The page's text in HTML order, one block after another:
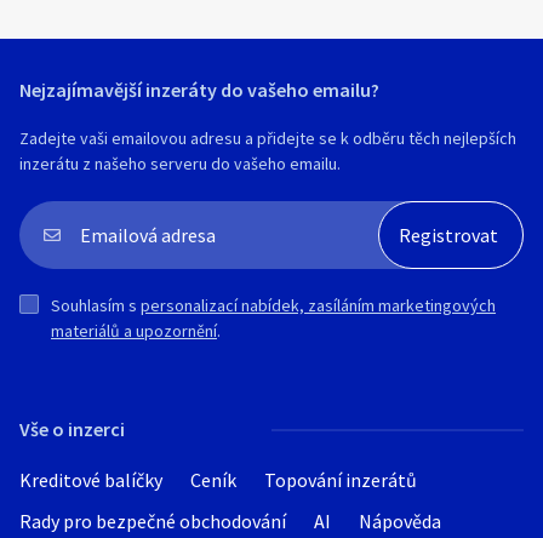
Vše o inzerci
Kreditové balíčky Ceník
Topování inzerátů
Rady pro bezpečné obchodování
AI
Nápověda
Nejzajímavější inzeráty do vašeho emailu?
Zadejte vaši emailovou adresu a přidejte se k odběru těch nejlepších
inzerátu z našeho serveru do vašeho emailu.
Souhlasím s personalizací nabídek, zasíláním marketingových
materiálů a upozornění.